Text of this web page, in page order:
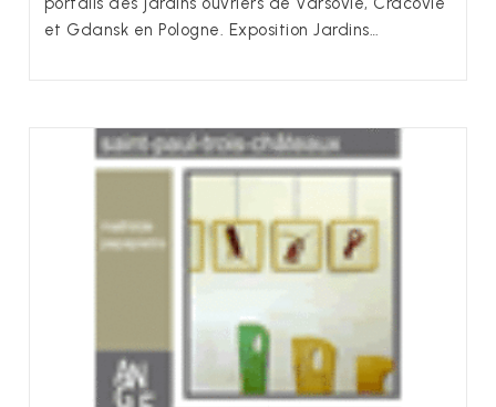
et Gdansk en Pologne. Exposition Jardins…